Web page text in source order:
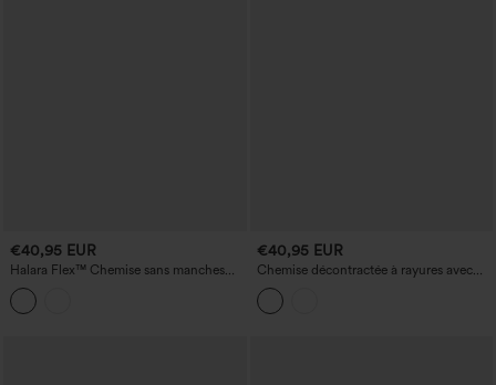
€40,95 EUR
Halara Flex™ Chemise sans manches
décontractée en denim avec poche
€40,95 EUR
Chemise décontractée à rayures avec
col, manches retroussables, détail
torsadé et ourlet asymétrique (haut
devant, bas derrière)